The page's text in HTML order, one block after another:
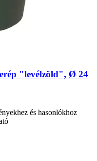
"levélzöld", Ø 24
és hasonlókhoz